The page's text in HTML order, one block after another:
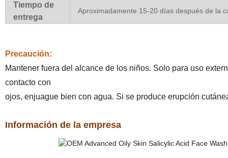
Tiempo de
entrega
Aproximadamente 15-20 días después de la
Precaución:
Mantener fuera del alcance de los niños. Solo para uso
contacto con
ojos, enjuague bien con agua. Si se produce erupción
Información de la empresa